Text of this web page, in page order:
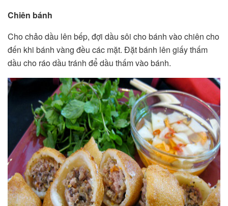
Chiên bánh
Cho chảo dầu lên bếp, đợi dầu sôi cho bánh vào chiên cho
đến khi bánh vàng đều các mặt. Đặt bánh lên giấy thấm
dầu cho ráo dầu tránh để dầu thấm vào bánh.